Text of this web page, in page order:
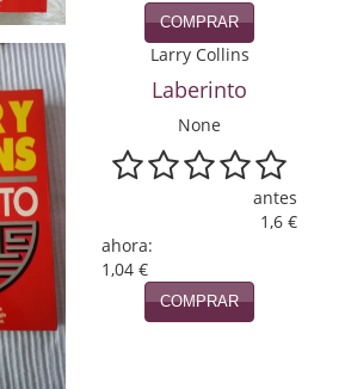
COMPRAR
Larry Collins
Laberinto
None
antes
1,6 €
ahora:
1,04 €
COMPRAR